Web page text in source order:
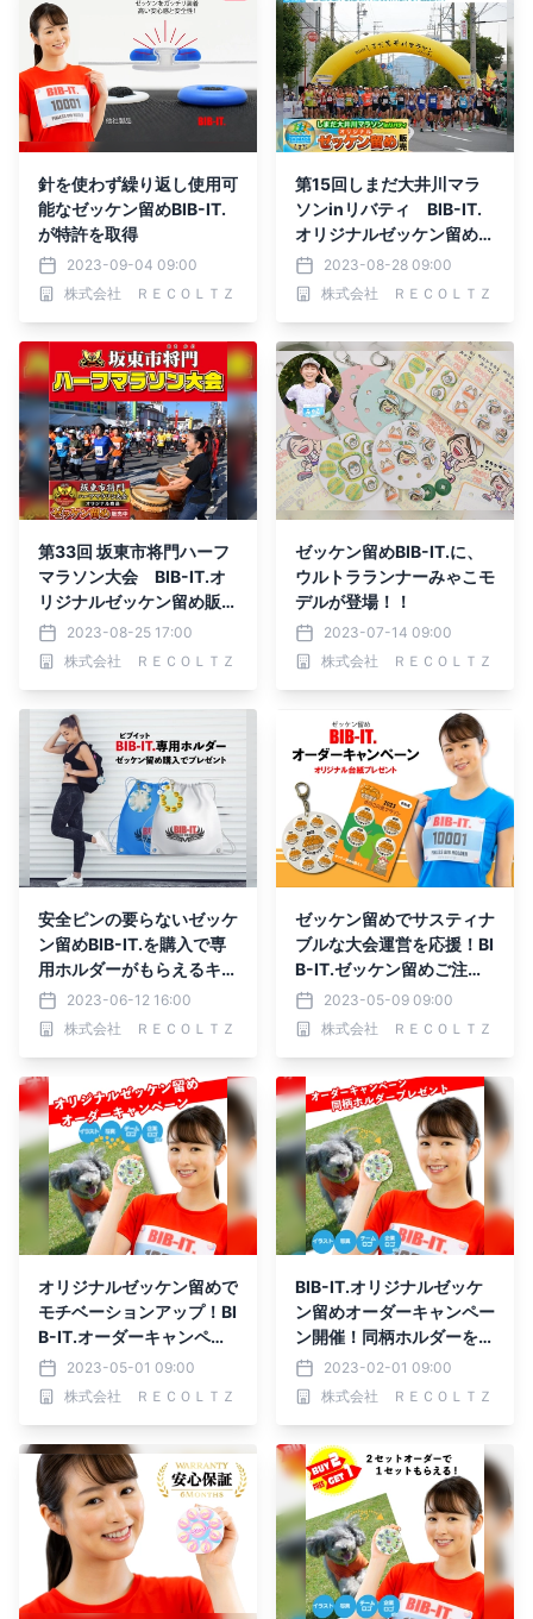
針を使わず繰り返し使用可
能なゼッケン留めBIB-IT.
が特許を取得
2023-09-04 09:00
株式会社 ＲＥＣＯＬＴＺ
第15回しまだ大井川マラ
ソンinリバティ BIB-IT.
オリジナルゼッケン留め販
売開始2023-08-28 09:00
株式会社 ＲＥＣＯＬＴＺ
第33回 坂東市将門ハーフ
マラソン大会 BIB-IT.オ
リジナルゼッケン留め販売
開始2023-08-25 17:00
株式会社 ＲＥＣＯＬＴＺ
ゼッケン留めBIB-IT.に、
ウルトラランナーみゃこモ
デルが登場！！
2023-07-14 09:00
株式会社 ＲＥＣＯＬＴＺ
安全ピンの要らないゼッケ
ン留めBIB-IT.を購入で専
用ホルダーがもらえるキャ
ンペーン開催
2023-06-12 16:00
株式会社 ＲＥＣＯＬＴＺ
ゼッケン留めでサスティナ
ブルな大会運営を応援！BI
B-IT.ゼッケン留めご注文
でオリジナル台紙プレゼン
ト
2023-05-09 09:00
株式会社 ＲＥＣＯＬＴＺ
オリジナルゼッケン留めで
モチベーションアップ！BI
B-IT.オーダーキャンペー
ン開催2023-05-01 09:00
株式会社 ＲＥＣＯＬＴＺ
BIB-IT.オリジナルゼッケ
ン留めオーダーキャンペー
ン開催！同柄ホルダーをプ
レゼント2023-02-01 09:00
株式会社 ＲＥＣＯＬＴＺ